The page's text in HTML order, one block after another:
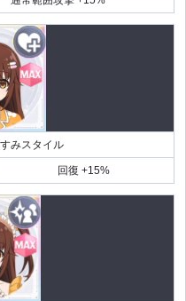
みスタイル
回復 +15%